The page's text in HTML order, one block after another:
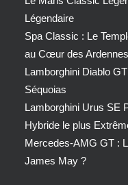
Légendaire
Spa Classic : Le
au Cœur des Ardennes
Lamborghini Diablo
Séquoias
Lamborghini Urus SE
Hybride le plus
Mercedes-AMG GT :
James May ?